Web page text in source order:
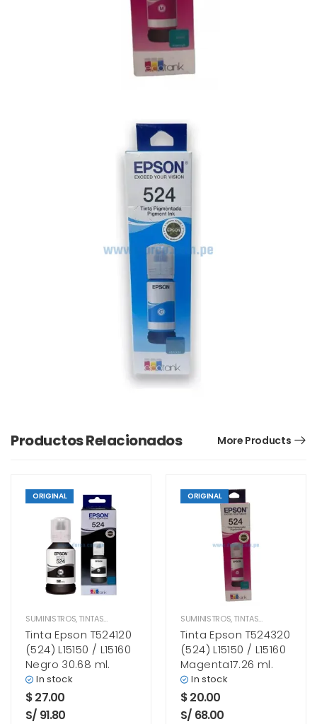
Productos Relacionados More Products
ORIGINAL
SUMINISTROS,TINTAS EPSON
Tinta Epson T524120
(524) L15150 / L15160
Negro 30.68 ml.
In stock
$27.00
S/ 91.80
ORIGINAL
SUMINISTROS,TINTAS EPSON
Tinta Epson T524320
(524) L15150 / L15160
Magenta17.26 ml.
In stock
$20.00
S/ 68.00